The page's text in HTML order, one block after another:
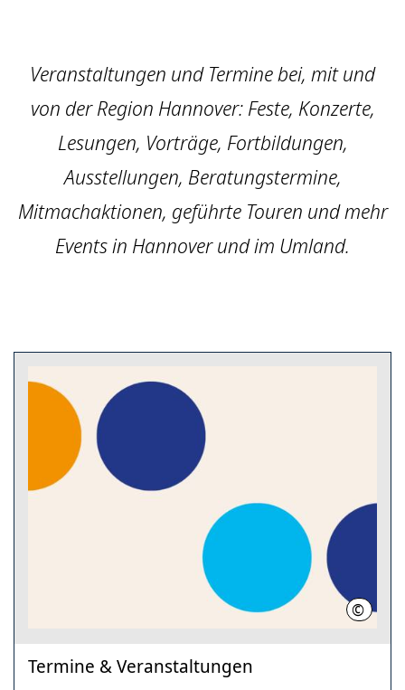
Veranstaltungen und Termine bei, mit und
von der Region Hannover: Feste, Konzerte,
Lesungen, Vorträge, Fortbildungen,
Ausstellungen, Beratungstermine,
Mitmachaktionen, geführte Touren und mehr
Events in Hannover und im Umland.
©
Termine & Veranstaltungen